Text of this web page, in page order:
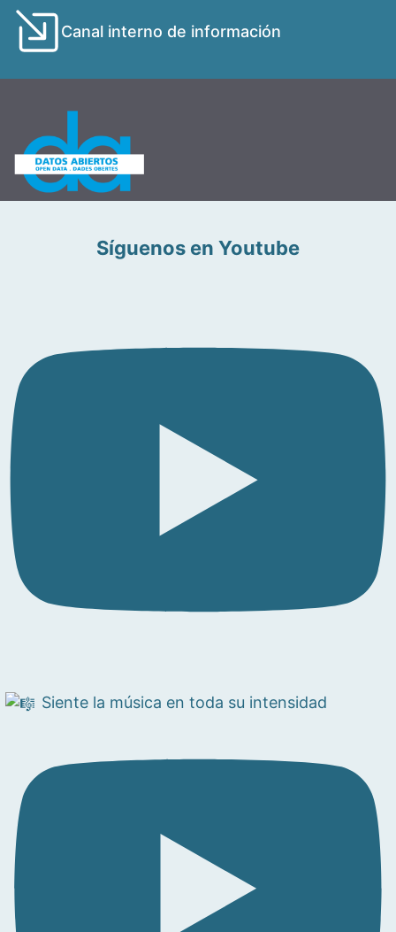
Canal interno de información
Síguenos en Youtube
Siente la música en toda su intensidad